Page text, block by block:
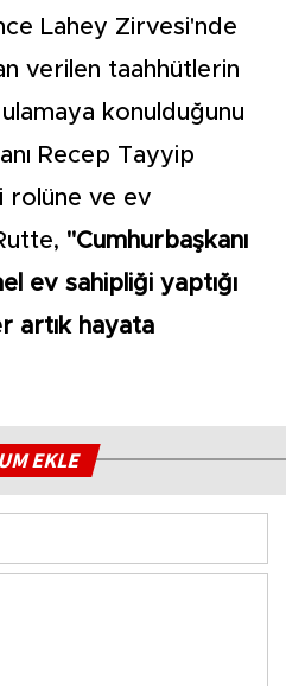
Lahey Zirvesi'nde
verilen taahhütlerin
konulduğunu
Recep Tayyip
rolüne ve ev
"Cumhurbaşkanı
ev sahipliği yaptığı
artık hayata
EKLE